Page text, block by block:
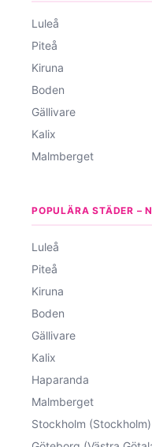
Luleå
Piteå
Kiruna
Boden
Gällivare
Kalix
Malmberget
POPULÄRA STÄDER –
Luleå
Piteå
Kiruna
Boden
Gällivare
Kalix
Haparanda
Malmberget
Stockholm (Stockholm)